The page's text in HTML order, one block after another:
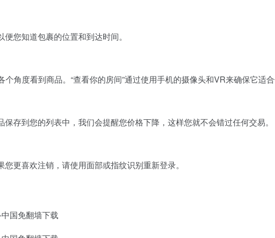
您知道包裹的位置和到达时间。
个角度看到商品。“查看你的房间”通过使用手机的摄像头和VR来确保它适
存到您的列表中，我们会提醒您价格下降，这样您就不会错过任何交易。
更喜欢注销，请使用面部或指纹识别重新登录。